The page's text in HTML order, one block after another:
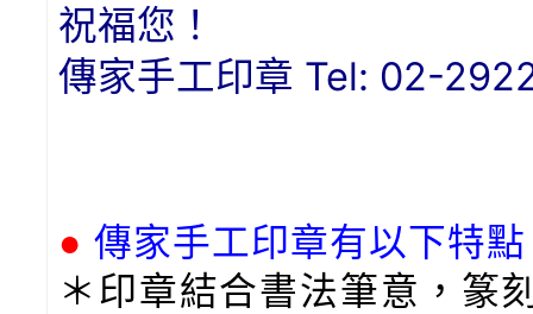
祝福您！
傳家手工印章 Tel: 02-
● 傳家手工印章有以下特點
＊印章結合書法筆意，篆